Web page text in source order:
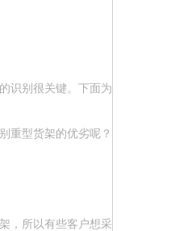
识别很关键。下面为大家说一
重型货架的优劣呢？下面跟随
所以有些客户想采购防静电